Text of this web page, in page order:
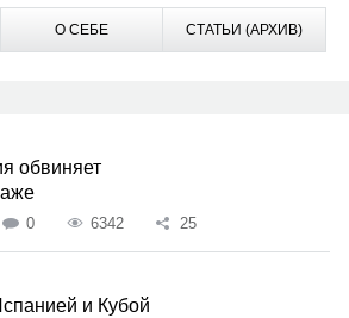
О СЕБЕ СТАТЬИ (АРХИВ)
обвиняет
0 6342 25
и Кубой